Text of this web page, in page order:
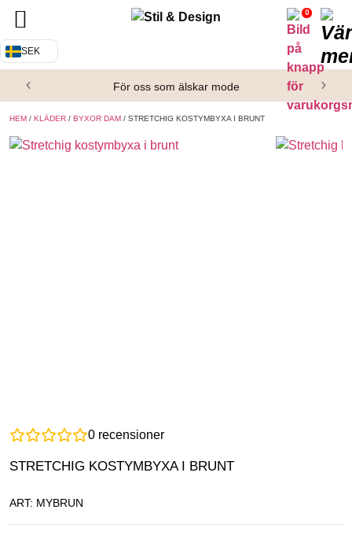
SEK
För oss som älskar mode
HEM / KLÄDER / BYXOR DAM / STRETCHIG KOSTYMBYXA I BRUNT
0 recensioner
STRETCHIG KOSTYMBYXA I BRUNT
ART: MYBRUN
0
Alla produkter
Om oss